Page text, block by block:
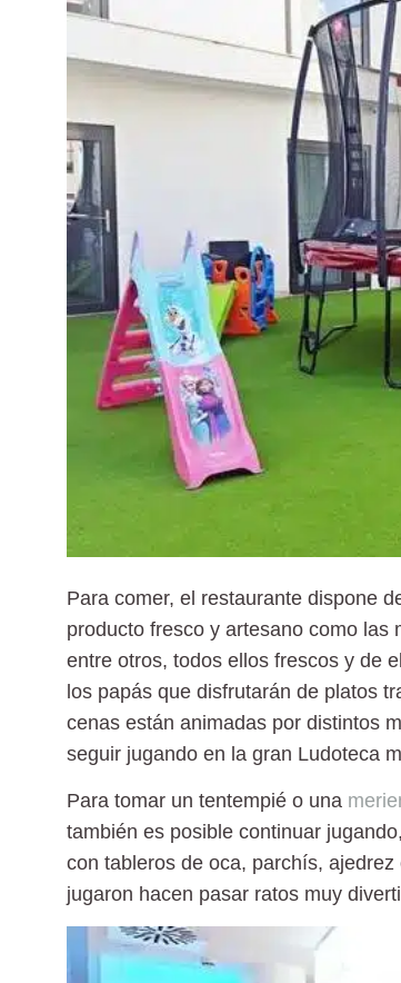
Para comer, el restaurante dispone
producto fresco y artesano como las
entre otros, todos ellos frescos y de
los papás que disfrutarán de platos
cenas están animadas por distintos
seguir jugando en la gran Ludoteca
Para tomar un tentempié o una
también es posible continuar
con tableros de oca, parchís,
jugaron hacen pasar ratos muy